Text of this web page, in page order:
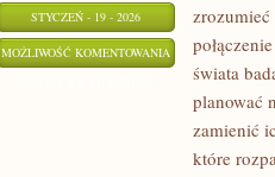
STYCZEŃ - 19 - 2026
MOŻLIWOŚĆ KOMENTOWANIA GENETYKA
BIOTECHNOLOGIA
zrozumieć
świata
planować
zamienić
które